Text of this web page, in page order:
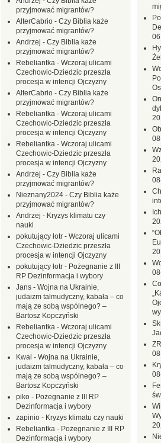
06
przyjmować migrantów?
AlterCabrio - Czy Biblia każe
przyjmować migrantów?
Andrzej - Czy Biblia każe
przyjmować migrantów?
Rebeliantka - Wczoraj ulicami
Czechowic-Dziedzic przeszła
procesja w intencji Ojczyzny
AlterCabrio - Czy Biblia każe
przyjmować migrantów?
Rebeliantka - Wczoraj ulicami
Czechowic-Dziedzic przeszła
procesja w intencji Ojczyzny
Rebeliantka - Wczoraj ulicami
Czechowic-Dziedzic przeszła
procesja w intencji Ojczyzny
Andrzej - Czy Biblia każe
przyjmować migrantów?
Nieznany2024 - Czy Biblia każe
przyjmować migrantów?
Andrzej - Kryzys klimatu czy
nauki
pokutujący łotr - Wczoraj ulicami
Czechowic-Dziedzic przeszła
procesja w intencji Ojczyzny
pokutujący łotr - Pożegnanie z III
RP Dezinformacja i wybory
Jans - Wojna na Ukrainie,
judaizm talmudyczny, kabała – co
mają ze sobą wspólnego? –
Bartosz Kopczyński
Rebeliantka - Wczoraj ulicami
Czechowic-Dziedzic przeszła
procesja w intencji Ojczyzny
Kwal - Wojna na Ukrainie,
judaizm talmudyczny, kabała – co
mają ze sobą wspólnego? –
Bartosz Kopczyński
piko - Pożegnanie z III RP
Dezinformacja i wybory
zapinio - Kryzys klimatu czy nauki
Rebeliantka - Pożegnanie z III RP
Dezinformacja i wybory